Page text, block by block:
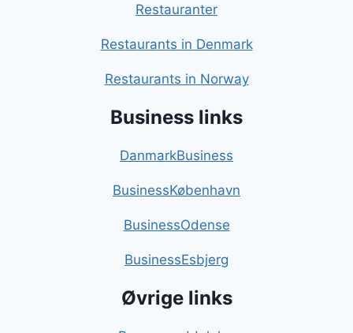
Restauranter
Restaurants in Denmark
Restaurants in Norway
Business links
DanmarkBusiness
BusinessKøbenhavn
BusinessOdense
BusinessEsbjerg
Øvrige links